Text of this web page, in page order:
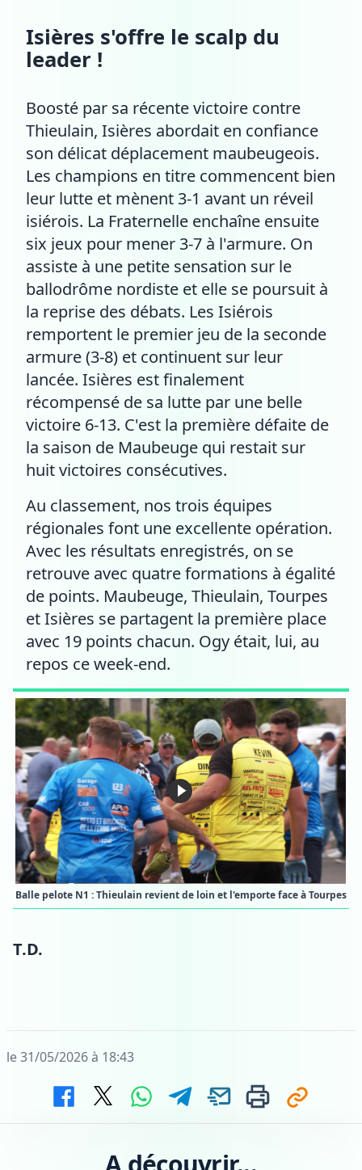
Isières s'offre le scalp du
leader !
Boosté par sa récente victoire contre
Thieulain, Isières abordait en confiance
son délicat déplacement maubeugeois.
Les champions en titre commencent bien
leur lutte et mènent 3-1 avant un réveil
isiérois. La Fraternelle enchaîne ensuite
six jeux pour mener 3-7 à l'armure. On
assiste à une petite sensation sur le
ballodrôme nordiste et elle se poursuit à
la reprise des débats. Les Isiérois
remportent le premier jeu de la seconde
armure (3-8) et continuent sur leur
lancée. Isières est finalement
récompensé de sa lutte par une belle
victoire 6-13. C'est la première défaite de
la saison de Maubeuge qui restait sur
huit victoires consécutives.
Au classement, nos trois équipes
régionales font une excellente opération.
Avec les résultats enregistrés, on se
retrouve avec quatre formations à égalité
de points. Maubeuge, Thieulain, Tourpes
et Isières se partagent la première place
avec 19 points chacun. Ogy était, lui, au
repos ce week-end.
Balle pelote N1 : Thieulain revient de loin et l'emporte face à Tourpes
T.D.
le 31/05/2026 à 18:43